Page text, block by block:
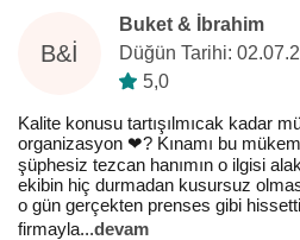
B&İ
Buket & İbrahim
Düğün Tarihi:
5,0
Kalite konusu tartışılmıcak kadar
organizasyon ❤️‍? Kınamı bu
şüphesiz tezcan hanımın o ilgisi
ekibin hiç durmadan kusursuz
o gün gerçekten prenses gibi
firmayla...devam